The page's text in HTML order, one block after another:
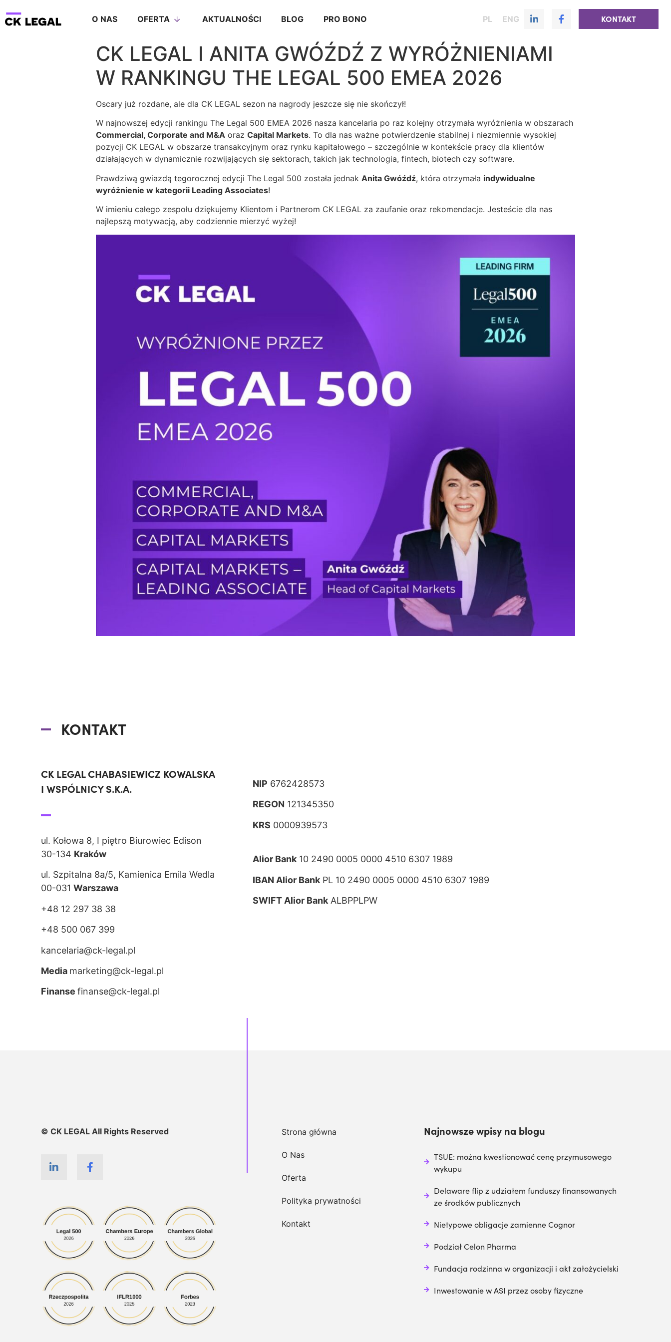
O NAS OFERTA AKTUALNOŚCI BLOG PRO BONO PL ENG KONTAKT
CK LEGAL I ANITA GWÓŹDŹ Z WYRÓŻNIENIAMI
W RANKINGU THE LEGAL 500 EMEA 2026
Oscary już rozdane, ale dla CK LEGAL sezon na nagrody jeszcze się nie skończył!
W najnowszej edycji rankingu The Legal 500 EMEA 2026 nasza kancelaria po raz kolejny otrzymała wyróżnienia w obszarach
Commercial, Corporate and M&A oraz Capital Markets. To dla nas ważne potwierdzenie stabilnej i niezmiennie wysokiej
pozycji CK LEGAL w obszarze transakcyjnym oraz rynku kapitałowego – szczególnie w kontekście pracy dla klientów
działających w dynamicznie rozwijających się sektorach, takich jak technologia, fintech, biotech czy software.
Prawdziwą gwiazdą tegorocznej edycji The Legal 500 została jednak Anita Gwóźdź, która otrzymała indywidualne
wyróżnienie w kategorii Leading Associates!
W imieniu całego zespołu dziękujemy Klientom i Partnerom CK LEGAL za zaufanie oraz rekomendacje. Jesteście dla nas
najlepszą motywacją, aby codziennie mierzyć wyżej!
KONTAKT
CK LEGAL CHABASIEWICZ KOWALSKA
I WSPÓLNICY S.K.A.
ul. Kołowa 8, I piętro Biurowiec Edison
30-134 Kraków
ul. Szpitalna 8a/5, Kamienica Emila Wedla
00-031 Warszawa
+48 12 297 38 38
+48 500 067 399
kancelaria@ck-legal.pl
Media marketing@ck-legal.pl
Finanse finanse@ck-legal.pl
NIP 6762428573
REGON 121345350
KRS 0000939573
Alior Bank 10 2490 0005 0000 4510 6307 1989
IBAN Alior Bank PL 10 2490 0005 0000 4510 6307 1989
SWIFT Alior Bank ALBPPLPW
© CK LEGAL All Rights Reserved Strona główna
O Nas
Oferta
Polityka prywatności
Kontakt
Najnowsze wpisy na blogu
TSUE: można kwestionować cenę przymusowego
wykupu
Delaware flip z udziałem funduszy finansowanych
ze środków publicznych
Nietypowe obligacje zamienne Cognor
Podział Celon Pharma
Fundacja rodzinna w organizacji i akt założycielski
Inwestowanie w ASI przez osoby fizyczne